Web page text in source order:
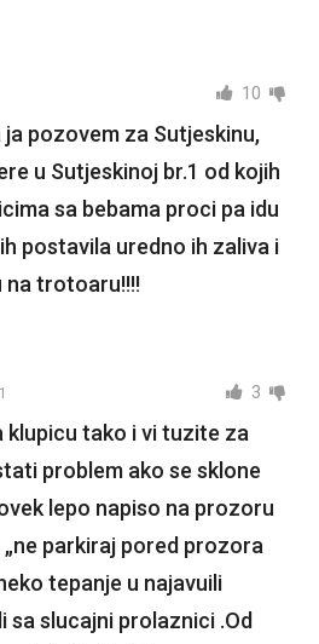
10
pozovem za Sutjeskinu,
u Sutjeskinoj br.1 od kojih
sa bebama proci pa idu
postavila uredno ih zaliva i
na trotoaru!!!!
3
klupicu tako i vi tuzite za
problem ako se sklone
lepo napiso na prozoru
parkiraj pored prozora
tepanje u najavuili
sa slucajni prolaznici .Od